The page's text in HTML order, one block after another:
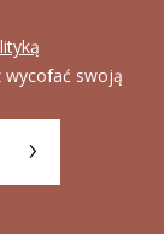
wycofać swoją